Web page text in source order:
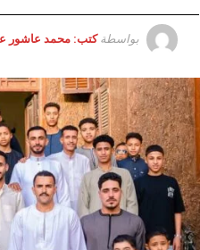
بواسطة كتب: محمد عاشور